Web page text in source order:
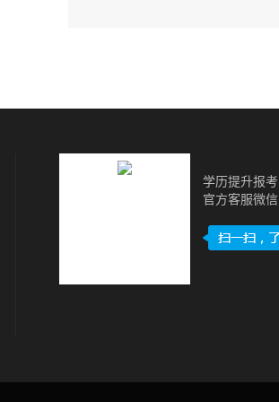
学历提升报考
官方客服微信